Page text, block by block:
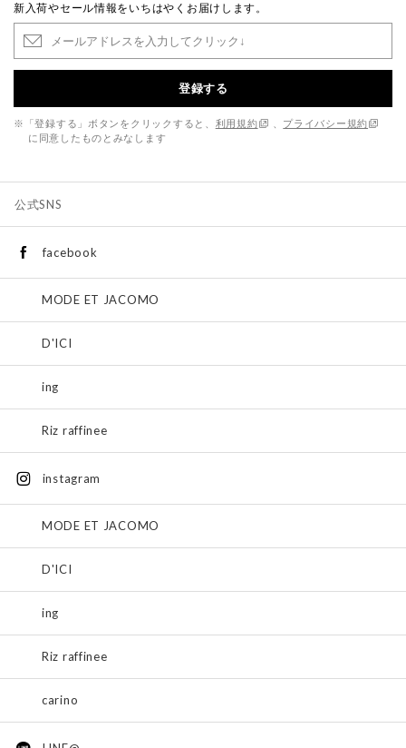
新入荷やセール情報をいちはやくお届けします。
登録する
※「登録する」ボタンをクリックすると、 利用規約
プライバシー規約
に同意したものとみなします
公式SNS
facebook
MODE ET JACOMO
D'ICI
ing
Riz raffinee
instagram
MODE ET JACOMO
D'ICI
ing
Riz raffinee
carino